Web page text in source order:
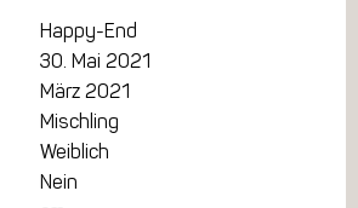
Happy-End
30. Mai 2021
März 2021
Mischling
Weiblich
Nein